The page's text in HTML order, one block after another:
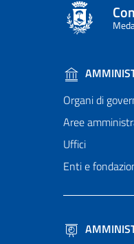
Organi di
Aree
Uffici
Enti e